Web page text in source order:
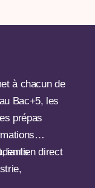
à chacun de
Bac+5, les
prépas
en lien direct